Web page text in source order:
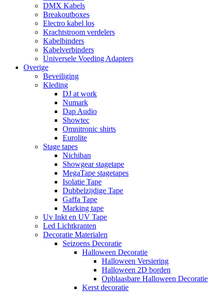
DMX Kabels
Breakoutboxes
Electro kabel los
Krachtstroom verdelers
Kabelbinders
Kabelverbinders
Universele Voeding Adapters
Overige
Beveiliging
Kleding
DJ at work
Numark
Dap Audio
Showtec
Omnitronic shirts
Eurolite
Stage tapes
Nichiban
Showgear stagetape
MegaTape stagetapes
Isolatie Tape
Dubbelzijdige Tape
Gaffa Tape
Marking tape
Uv Inkt en UV Tape
Led Lichtkranten
Decoratie Materialen
Seizoens Decoratie
Halloween Decoratie
Halloween Versiering
Halloween 2D borden
Opblaasbare Halloween Decoratie
Kerst decoratie